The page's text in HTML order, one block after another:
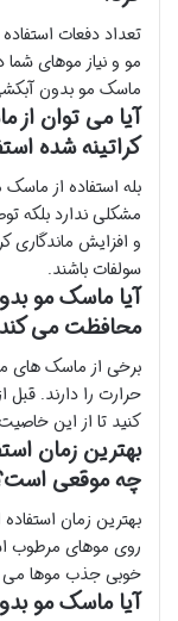
تعداد دفعات
ماسک مو بدون
آیا می توان
کراتینه شده
بله استفاده از
مشکلی ندارد بلکه
و افزایش ماندگاری
سولفات باشند.
آیا ماسک مو
محافظت می
برخی از ماسک های
حرارت را دارند.
کنید تا از این
بهترین زمان
چه موقعی
بهترین زمان
روی موهای مرطوب
خوبی جذب موها می
آیا ماسک مو